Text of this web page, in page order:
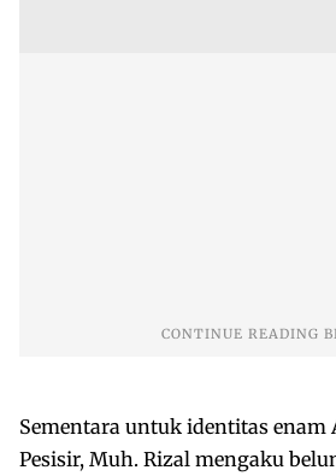
Sementara untuk identitas enam
Pesisir, Muh. Rizal mengaku